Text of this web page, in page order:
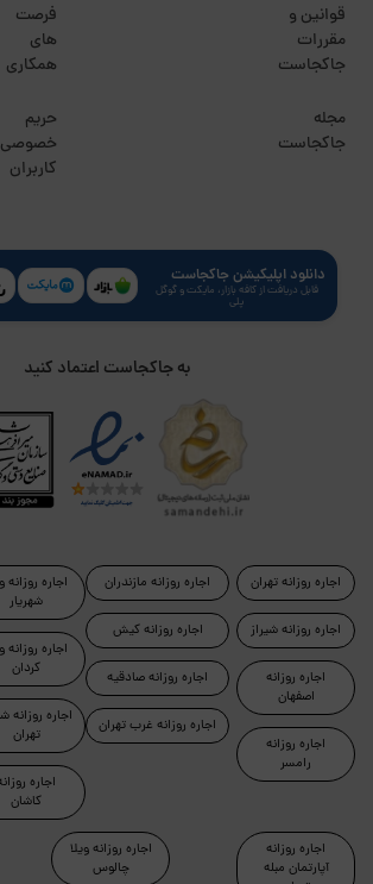
قوانین و
مقررات
جاکجاست
مجله
جاکجاست
فرصت
های
همکاری
حریم
خصوصی
کاربران
دانلود اپلیکیشن جاکجاست
قابل دریافت از کافه بازار، مایکت و گوگل
پلی
به جاکجاست اعتماد کنید
اجاره روزانه تهران
اجاره روزانه شیراز
اجاره روزانه
اصفهان
اجاره روزانه
رامسر
اجاره روزانه مازندران
اجاره روزانه کیش
اجاره روزانه صادقیه
اجاره روزانه غرب تهران
اجاره روزانه
شهریار
اجاره روزانه
کردان
اجاره روزانه
تهران
اجاره
کاشان
اجاره روزانه
آپارتمان مبله
اجاره روزانه ویلا
چالوس